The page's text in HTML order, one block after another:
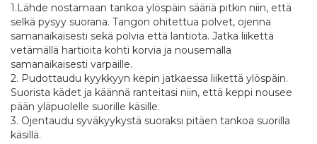
1.Lähde nostamaan tankoa ylöspäin sääriä pitkin niin, että
selkä pysyy suorana. Tangon ohitettua polvet, ojenna
samanaikaisesti sekä polvia että lantiota. Jatka liikettä
vetämällä hartioita kohti korvia ja nousemalla
samanaikaisesti varpaille.
2. Pudottaudu kyykkyyn kepin jatkaessa liikettä ylöspäin.
Suorista kädet ja käännä ranteitasi niin, että keppi nousee
pään yläpuolelle suorille käsille.
3. Ojentaudu syväkyykystä suoraksi pitäen tankoa suorilla
käsillä.